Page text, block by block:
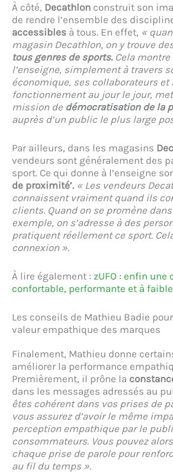
À côté, Decathlon construit son
de rendre l’ensemble des
accessibles à tous. En effet, «
magasin Decathlon, on y trouve
tous genres de sports.Cela montre
l’enseigne, simplement à travers
économique, ses collaborateurs et
fonctionnement au jour le jour,
mission de démocratisation de la
auprès d’un public le plus large
Par ailleurs, dans les magasins
vendeurs sont généralement des
sport. Ce qui donne à l’enseigne
de proximité’. « Les vendeurs
connaissent vraiment quand ils
clients. Quand on se promène
exemple, on s’adresse à des
pratiquent réellement ce sport.
connexion ».
À lire également : zUFO : enfin
confortable, performante et à
Les conseils de Mathieu Badie
valeur empathique des marques
Finalement, Mathieu donne
améliorer la performance
Premièrement, il prône la
dans les messages adressés au
êtes cohérent dans vos prises de
vous assurez d’avoir le même
perception empathique par le
consommateurs. Vous pouvez
chaque prise de parole pour
au fil du temps ».